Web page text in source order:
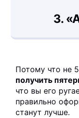
3.
Потому что не
получить
что вы его
правильно
станут лучше.